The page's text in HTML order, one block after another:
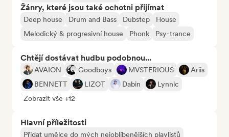
Žánry, které jsou také ochotni přijímat
Deep house Drum and Bass Dubstep
House
Melodický & progresivní house
Phonk Psy-trance
Chtějí dostávat hudbu podobnou...
AVAION Goodboys MVSTERIOUS
Ariis
BENNETT
LIZOT Dabin
Lynnic
Zobrazit vše +12
Hlavní příležitosti
Přidat umělce do mých nejoblíbenějších playlistů